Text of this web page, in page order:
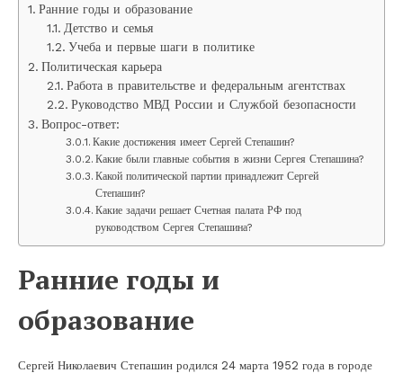
Ранние годы и образование
Детство и семья
Учеба и первые шаги в политике
Политическая карьера
Работа в правительстве и федеральным агентствах
Руководство МВД России и Службой безопасности
Вопрос-ответ:
Какие достижения имеет Сергей Степашин?
Какие были главные события в жизни Сергея Степашина?
Какой политической партии принадлежит Сергей
Степашин?
Какие задачи решает Счетная палата РФ под
руководством Сергея Степашина?
Ранние годы и
образование
Сергей Николаевич Степашин родился 24 марта 1952 года в городе